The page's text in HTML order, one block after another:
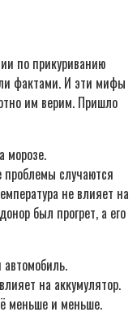
по прикуриванию
фактами. И эти мифы
им верим. Пришло
морозе.
проблемы случаются
не влияет на
был прогрет, а его
на аккумулятор.
меньше и меньше.